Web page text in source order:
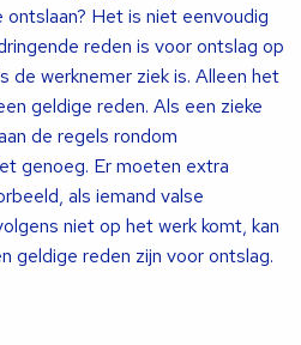
Het is niet eenvoudig
reden is voor ontslag op
de werknemer ziek is. Alleen het
geldige reden. Als een zieke
de regels rondom
genoeg. Er moeten extra
als iemand valse
niet op het werk komt, kan
geldige reden zijn voor ontslag.